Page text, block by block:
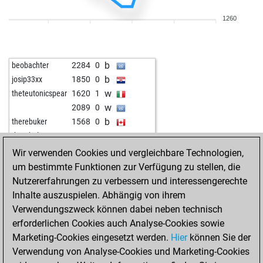
w
stkaouras 1886 0
stkaouras 1868 0
deisterschnecke 1737 0
1616 1
mark aurel 1735 1
1863 0 b
pou64 1680 0 b
otlit 1728 1 w
eezetsheng 1852 1 b
alpar54 1850 1 w
fritzbot timmy 1364 1 w
philospher 1742 1 w
prague lavender 1748 1 w
prague lavender 1759 1 b
1260
beobachter 2284 0 b
josip33xx 1850 0 b
theteutonicspear 1620 1 w
2089 0 w
therebuker 1568 0 b
therebuker 1560 0 w
martin64 1938 0 b
1573 0 w
1563 0 b
weiland77 1830 0 b
weiland77 1827 0 w
teddy 04-01-66 1370 0 b
teddy 04-01-66 1377 1 w
therebuker 1636 0 b
Wir verwenden Cookies und vergleichbare Technologien,
um bestimmte Funktionen zur Verfügung zu stellen, die
Nutzererfahrungen zu verbessern und interessengerechte
Inhalte auszuspielen. Abhängig von ihrem
Verwendungszweck können dabei neben technisch
erforderlichen Cookies auch Analyse-Cookies sowie
Marketing-Cookies eingesetzt werden. Hierkönnen Sie der
Verwendung von Analyse-Cookies und Marketing-Cookies